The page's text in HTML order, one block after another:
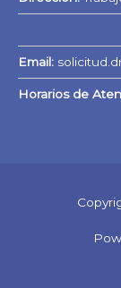
Email:
Horarios de